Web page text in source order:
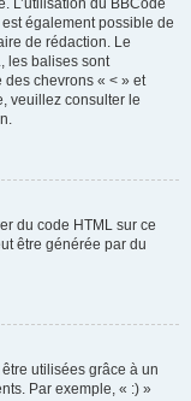
L’utilisation du BBCode
également possible de
de rédaction. Le
les balises sont
des chevrons « < » et
veuillez consulter le
du code HTML sur ce
être générée par du
utilisées grâce à un
Par exemple, « :) »